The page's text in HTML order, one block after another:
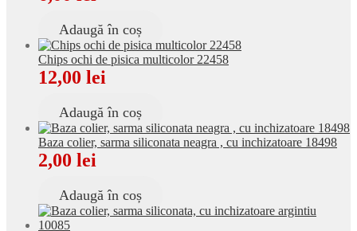
Adaugă în coș
Chips ochi de pisica multicolor 22458
12,00 lei
Adaugă în coș
Baza colier, sarma siliconata neagra , cu inchizatoare 18498
2,00 lei
Adaugă în coș